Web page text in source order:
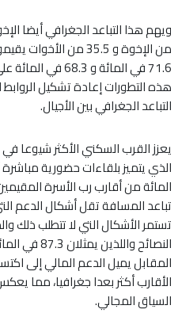
من الإخوة و 35.5 من
هذه التطورات إعادة تشكيل الروابط
التباعد الجغرافي بين الأجيال.
يعزز القرب السكني الأكثر شيوعا
المائة من أقارب رب الأسرة
تباعد المسافة تقل أشكال الدعم
تستمر الأشكال التي لا تتطلب ذلك
النصائح
المقابل يميل الدعم المالي إلى
الأقارب أكثر بعدا جغرافيا، مما
السياق المجالي.